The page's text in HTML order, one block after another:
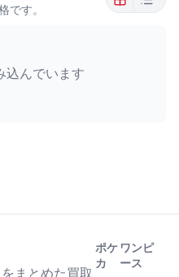
です。
込んでいます
まとめた買取
ポケ
カ
ワンピ
ース